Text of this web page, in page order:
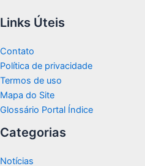
Links Úteis
Contato
Política de privacidade
Termos de uso
Mapa do Site
Glossário Portal Índice
Categorias
Notícias